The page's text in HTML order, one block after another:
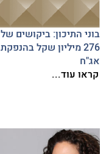
בוני התיכון: ביקושים של
276 מיליון שקל בהנפקת
אג"ח
קראו עוד...